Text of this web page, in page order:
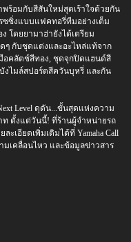
พร้อมกับสีสันใหม่สุดเร้าใจด้วยกัน
รซซิ่งแบบแฟคทอรี่ทีมอย่างเต็ม
โดยยามาฮ่ายังได้เตรียม
ดๆ กับชุดแต่งและอะไหล่แท้จาก
อคลัตช์สีทอง, ชุดจุกปิดแฮนด์สี
งไมล์สปอร์ตสีควันบุหรี่ และกัน
Level ดุดัน...ขั้นสุดแห่งความ
าท ตั้งแต่วันนี้! ที่ร้านผู้จำหน่ายรถ
เอียดเพิ่มเติมได้ที่ Yamaha Call
มเคลื่อนไหว และข้อมูลข่าวสาร